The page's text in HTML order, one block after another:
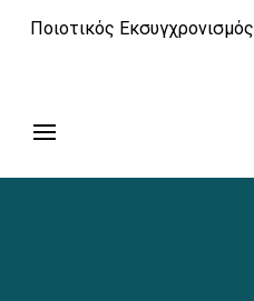
Ποιοτικός Εκσυγχρονισμός